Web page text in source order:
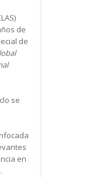
de
de
se
en